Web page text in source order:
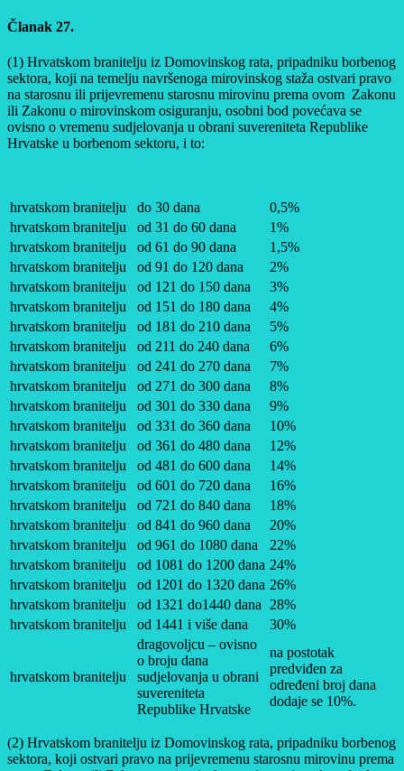
Članak 27.
(1) Hrvatskom branitelju iz Domovinskog rata, pripadniku borbenog
sektora, koji na temelju navršenoga mirovinskog staža ostvari pravo
na starosnu ili prijevremenu starosnu mirovinu prema ovom Zakonu
ili Zakonu o mirovinskom osiguranju, osobni bod povećava se
ovisno o vremenu sudjelovanja u obrani suvereniteta Republike
Hrvatske u borbenom sektoru, i to:
hrvatskom branitelju do 30 dana
0,5%
hrvatskom branitelju
od 31 do 60 dana
1%
hrvatskom branitelju
od 61 do 90 dana
1,5%
hrvatskom branitelju
od 91 do 120 dana
2%
hrvatskom branitelju
od 121 do 150 dana
3%
hrvatskom branitelju
od 151 do 180 dana
4%
hrvatskom branitelju
od 181 do 210 dana
5%
hrvatskom branitelju
od 211 do 240 dana
6%
hrvatskom branitelju
od 241 do 270 dana
7%
hrvatskom branitelju
od 271 do 300 dana
8%
hrvatskom branitelju
od 301 do 330 dana
9%
hrvatskom branitelju
od 331 do 360 dana
10%
hrvatskom branitelju
od 361 do 480 dana
12%
hrvatskom branitelju
od 481 do 600 dana
14%
hrvatskom branitelju
od 601 do 720 dana
16%
hrvatskom branitelju
od 721 do 840 dana
18%
hrvatskom branitelju
od 841 do 960 dana
20%
hrvatskom branitelju
od 961 do 1080 dana
22%
hrvatskom branitelju
od 1081 do 1200 dana 24%
hrvatskom branitelju
od 1201 do 1320 dana 26%
hrvatskom branitelju
od 1321 do1440 dana
28%
hrvatskom branitelju
od 1441 i više dana 30%
hrvatskom branitelju
dragovoljcu – ovisno
o broju dana
sudjelovanja u obrani
suvereniteta
Republike Hrvatske
na postotak
predviđen za
određeni broj dana
dodaje se 10%.
(2) Hrvatskom branitelju iz Domovinskog rata, pripadniku borbenog
sektora, koji ostvari pravo na prijevremenu starosnu mirovinu prema